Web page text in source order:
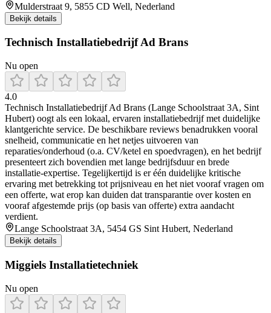
Mulderstraat 9, 5855 CD Well, Nederland
Bekijk details
Technisch Installatiebedrijf Ad Brans
Nu open
4.0
Technisch Installatiebedrijf Ad Brans (Lange Schoolstraat 3A, Sint
Hubert) oogt als een lokaal, ervaren installatiebedrijf met duidelijke
klantgerichte service. De beschikbare reviews benadrukken vooral
snelheid, communicatie en het netjes uitvoeren van
reparaties/onderhoud (o.a. CV/ketel en spoedvragen), en het bedrijf
presenteert zich bovendien met lange bedrijfsduur en brede
installatie-expertise. Tegelijkertijd is er één duidelijke kritische
ervaring met betrekking tot prijsniveau en het niet vooraf vragen om
een offerte, wat erop kan duiden dat transparantie over kosten en
vooraf afgestemde prijs (op basis van offerte) extra aandacht
verdient.
Lange Schoolstraat 3A, 5454 GS Sint Hubert, Nederland
Bekijk details
Miggiels Installatietechniek
Nu open